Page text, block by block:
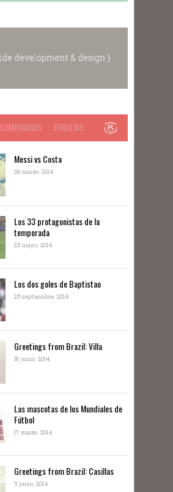
COMENTARIOS ETIQUETAS
Messi vs Costa
28 marzo, 2014
Los 33 protagonistas de la
temporada
25 mayo, 2014
Los dos goles de Baptistao
25 septiembre, 2014
Greetings from Brazil: Villa
18 junio, 2014
Las mascotas de los Mundiales de
Fútbol
17 marzo, 2014
Greetings from Brazil: Casillas
5 junio, 2014